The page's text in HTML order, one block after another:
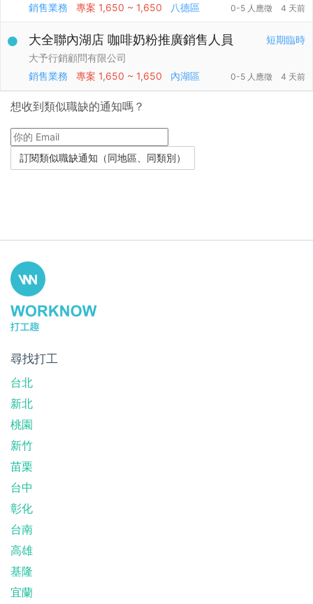
銷售業務
專案 1,650 ~ 1,650 八德區 0-5 人應徵 4 天前
短期臨時
大全聯內湖店 咖啡奶粉推廣銷售人員
大予行銷顧問有限公司
銷售業務
專案 1,650 ~ 1,650 內湖區 0-5 人應徵 4 天前
想收到類似職缺的通知嗎？
尋找打工
台北
新北
桃園
新竹
苗栗
台中
彰化
台南
高雄
基隆
宜蘭